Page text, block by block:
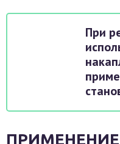
При